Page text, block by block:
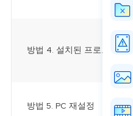
방법 4. 설치된 프로그램 제거
방법 5. PC 재설정